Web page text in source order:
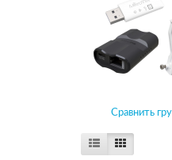
Сравнить